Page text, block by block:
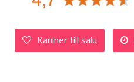
Kaniner till salu